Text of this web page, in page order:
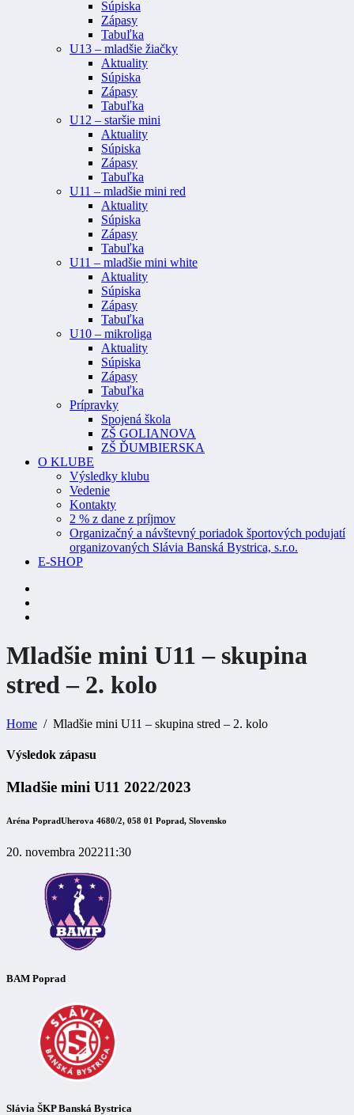
Súpiska
Zápasy
Tabuľka
U13 – mladšie žiačky
Aktuality
Súpiska
Zápasy
Tabuľka
U12 – staršie mini
Aktuality
Súpiska
Zápasy
Tabuľka
U11 – mladšie mini red
Aktuality
Súpiska
Zápasy
Tabuľka
U11 – mladšie mini white
Aktuality
Súpiska
Zápasy
Tabuľka
U10 – mikroliga
Aktuality
Súpiska
Zápasy
Tabuľka
Prípravky
Spojená škola
ZŠ GOLIANOVA
ZŠ ĎUMBIERSKA
O KLUBE
Výsledky klubu
Vedenie
Kontakty
2 % z dane z príjmov
Organizačný a návštevný poriadok športových podujatí
organizovaných Slávia Banská Bystrica, s.r.o.
E-SHOP
Mladšie mini U11 – skupina
stred – 2. kolo
Home Mladšie mini U11 – skupina stred – 2. kolo
Výsledok zápasu
Mladšie mini U11 2022/2023
Aréna PopradUherova 4680/2, 058 01 Poprad, Slovensko
20. novembra 202211:30
BAM Poprad
Slávia ŠKP Banská Bystrica